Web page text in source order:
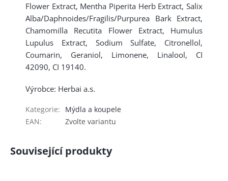
Flower Extract, Mentha Piperita Herb Extract, Salix
Alba/Daphnoides/Fragilis/Purpurea Bark Extract,
Chamomilla Recutita Flower Extract, Humulus
Lupulus Extract, Sodium Sulfate, Citronellol,
Coumarin, Geraniol, Limonene, Linalool, CI
42090, CI 19140.
Výrobce: Herbai a.s.
Kategorie:
Mýdla a koupele
EAN: Zvolte variantu
Související produkty